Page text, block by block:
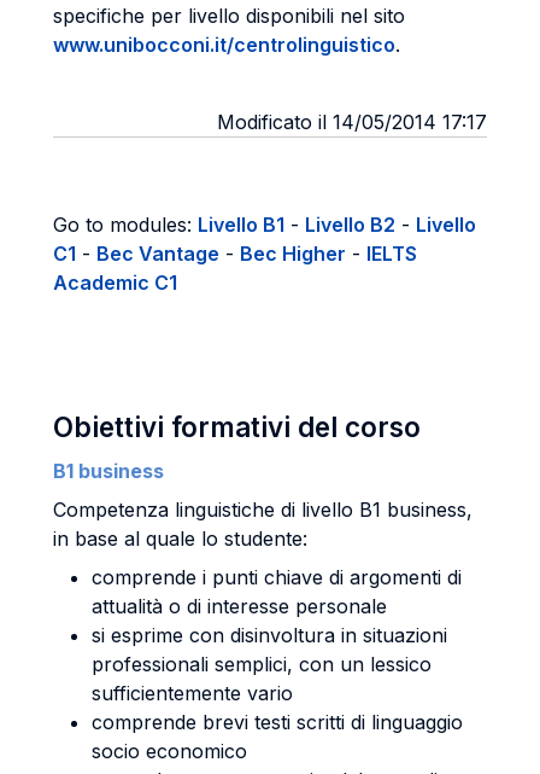
specifiche per livello disponibili nel sito
www.unibocconi.it/centrolinguistico.
Modificato il 14/05/2014 17:17
Go to modules: Livello B1 - Livello B2 - Livello
C1 - Bec Vantage - Bec Higher - IELTS
Academic C1
Obiettivi formativi del corso
B1 business
Competenza linguistiche di livello B1 business,
in base al quale lo studente:
comprende i punti chiave di argomenti di
attualità o di interesse personale
si esprime con disinvoltura in situazioni
professionali semplici, con un lessico
sufficientemente vario
comprende brevi testi scritti di linguaggio
socio economico